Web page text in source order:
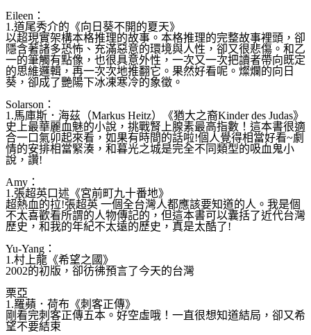
Eileen：
1.道尾秀介的《向日葵不開的夏天》
以超現實架構本格推理的故事。本格推理的完整故事裡頭， 卻
隱含著諸多恐怖、充滿惡意的環境與人性，卻又很悲傷。 和乙
一的筆觸有點像，也很具意外性，一次又一次把讀者帶向既定
的思維邏輯，再一次次地推翻它。果然好看呢。燦爛的向日
葵，卻成了艷陽下冰凍寒冷的象徵。
Solarson：
1.馬庫斯．海茲（Markus Heitz）《猶大之裔Kinder des Judas》
史上最華麗血魅的小說，挑戰腎上腺素最高指數！這本書很適
合一口氣卯起來看，如果有時間的話啦!個人覺得相當好看~劇
情的安排相當緊湊，和暮光之城是完全不同類型的吸血鬼小
說，讚!
Amy：
1.張超英口述《宮前町九十番地》
超熱血的拉!張超英 一個全台灣人都應該要知道的人。我是個
不太喜歡看所謂的人物傳記的，但這本書可以囊括了近代台灣
歷史，和我的年紀不太遠的歷史，真是太酷了!
Yu-Yang：
1.村上龍《希望之國》
2002的初版，卻彷彿預言了今天的台灣
栗亞
1.羅蘋．荷布《刺客正傳》
剛看完刺客正傳五本。好空虛哦！一直很想知道結局，卻又希
望不要結束